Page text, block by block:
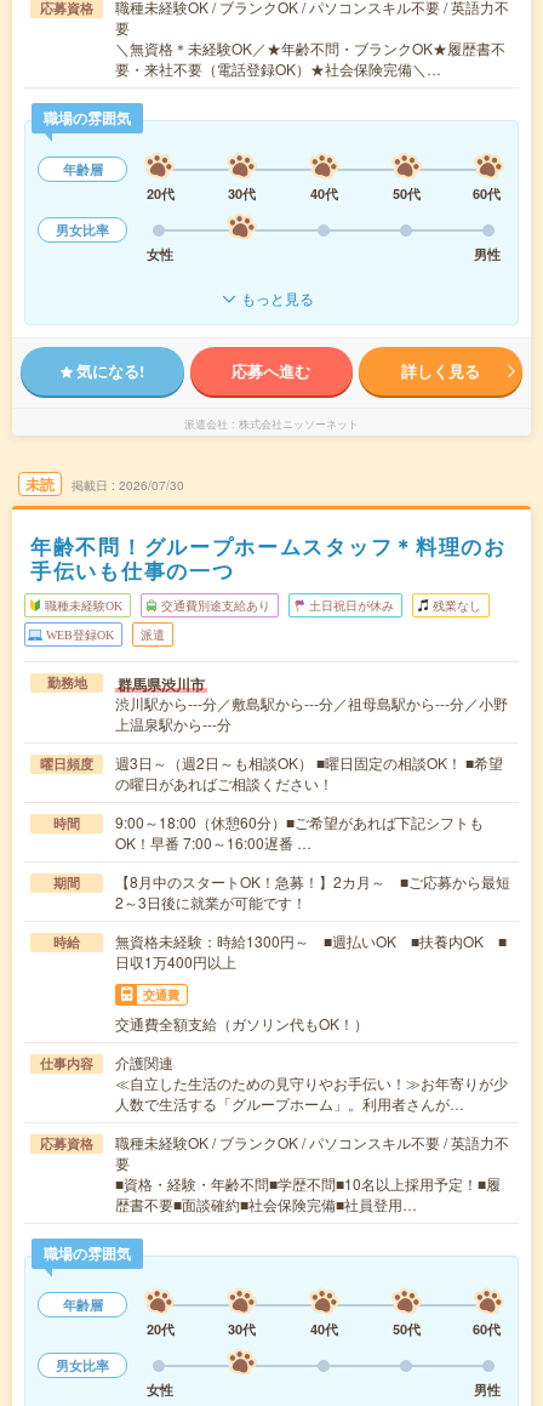
応募資格
職種未経験OK / ブランクOK / パソコンスキル不要 / 英語力不
要
＼無資格＊未経験OK／★年齢不問・ブランクOK★履歴書不
要・来社不要（電話登録OK）★社会保険完備＼…
職場の雰囲気
年齢層
20代
30代 40代 50代
60代
男女比率
女性
男性
もっと見る
気になる! 応募へ進む 詳しく見る
派遣会社 株式会社ニッソーネット
未読 掲載日 2026/07/30
年齢不問！グループホームスタッフ＊料理のお
手伝いも仕事の一つ
職種未経験OK 交通費別途支給あり 土日祝日が休み 残業なし
WEB登録OK 派遣
勤務地 群馬県渋川市
渋川駅から---分／敷島駅から---分／祖母島駅から---分／小野
上温泉駅から---分
曜日頻度
週3日～（週2日～も相談OK） ■曜日固定の相談OK！ ■希望
の曜日があればご相談ください！
時間
9:00～18:00（休憩60分）■ご希望があれば下記シフトも
OK！早番 7:00～16:00遅番 …
期間
【8月中のスタートOK！急募！】2カ月～ ■ご応募から最短
2～3日後に就業が可能です！
時給
無資格未経験：時給1300円～ ■週払いOK ■扶養内OK ■
日収1万400円以上
交通費
交通費全額支給（ガソリン代もOK！）
仕事内容
介護関連
≪自立した生活のための見守りやお手伝い！≫お年寄りが少
人数で生活する「グループホーム」。利用者さんが…
応募資格
職種未経験OK / ブランクOK / パソコンスキル不要 / 英語力不
要
■資格・経験・年齢不問■学歴不問■10名以上採用予定！■履
歴書不要■面談確約■社会保険完備■社員登用…
職場の雰囲気
年齢層
20代
30代 40代 50代
60代
男女比率
女性
男性